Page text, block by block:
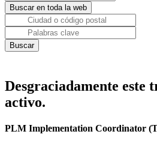
Desgraciadamente este
activo.
PLM Implementation Coordinator